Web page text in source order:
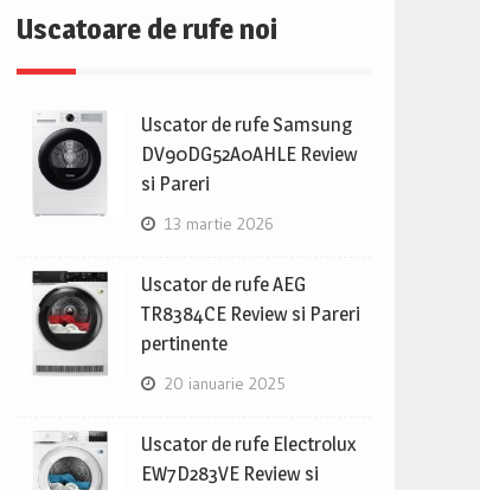
Uscatoare de rufe noi
Uscator de rufe Samsung
DV90DG52A0AHLE Review
si Pareri
13 martie 2026
Uscator de rufe AEG
TR8384CE Review si Pareri
pertinente
20 ianuarie 2025
Uscator de rufe Electrolux
EW7D283VE Review si